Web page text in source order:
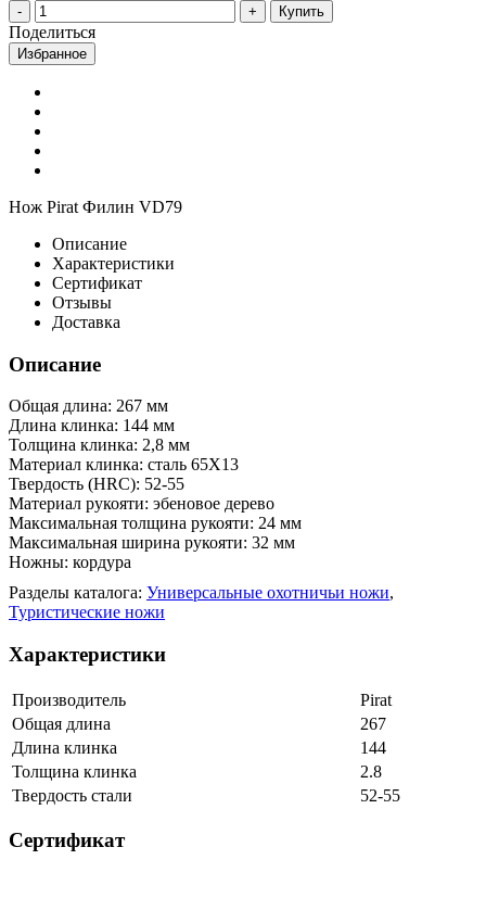
Купить
Поделиться
Избранное
Нож Pirat Филин VD79
Описание
Характеристики
Сертификат
Отзывы
Доставка
Описание
Общая длина: 267 мм
Длина клинка: 144 мм
Толщина клинка: 2,8 мм
Материал клинка: сталь 65Х13
Твердость (HRC): 52-55
Материал рукояти: эбеновое дерево
Максимальная толщина рукояти: 24 мм
Максимальная ширина рукояти: 32 мм
Ножны: кордура
Разделы каталога: Универсальные охотничьи ножи,
Туристические ножи
Характеристики
Производитель
Pirat
Общая длина
267
Длина клинка
144
Толщина клинка
2.8
Твердость стали
52-55
Сертификат